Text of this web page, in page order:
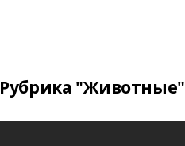
Рубрика "Животные"